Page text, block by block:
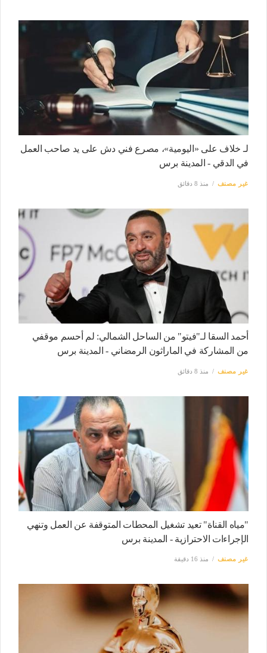
لـ خلاف على «اليومية»، مصرع فني دش على يد صاحب العمل
في الدقي - المدينة برس
غير مصنف منذ 8 دقائق
أحمد السقا لـ"فيتو" من الساحل الشمالي: لم أحسم موقفي
من المشاركة في الماراثون الرمضاني - المدينة برس
غير مصنف منذ 8 دقائق
"مياه القناة" تعيد تشغيل المحطات المتوقفة عن العمل وتنهي
الإجراءات الاحترازية - المدينة برس
غير مصنف منذ 16 دقيقة